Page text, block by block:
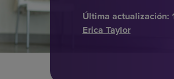
Última actualización:
Erica Taylor